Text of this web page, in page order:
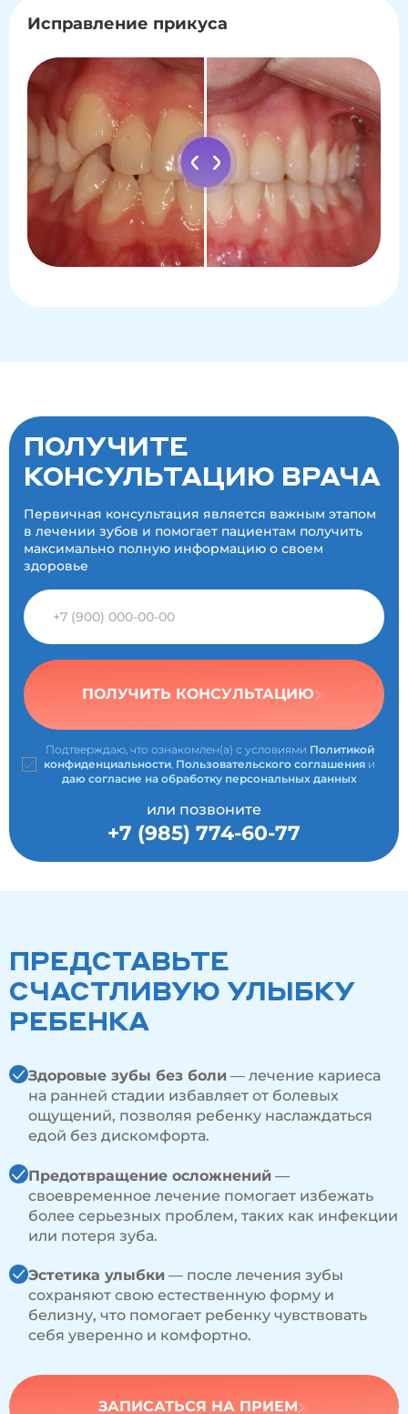
Исправление прикуса
ПОЛУЧИТЕ
КОНСУЛЬТАЦИЮ ВРАЧА
Первичная консультация является важным этапом
в лечении зубов и помогает пациентам получить
максимально полную информацию о своем
здоровье
ПОЛУЧИТЬ КОНСУЛЬТАЦИЮ
Подтверждаю, что ознакомлен(а) с условиями Политикой
конфиденциальности, Пользовательского соглашения и
даю согласие на обработку персональных данных
или позвоните
+7 (985) 774-60-77
ПРЕДСТАВЬТЕ
СЧАСТЛИВУЮ УЛЫБКУ
РЕБЕНКА
Здоровые зубы без боли— лечение кариеса
на ранней стадии избавляет от болевых
ощущений, позволяя ребенку наслаждаться
едой без дискомфорта.
Предотвращение осложнений—
своевременное лечение помогает избежать
более серьезных проблем, таких как инфекции
или потеря зуба.
Эстетика улыбки— после лечения зубы
сохраняют свою естественную форму и
белизну, что помогает ребенку чувствовать
себя уверенно и комфортно.
ЗАПИСАТЬСЯ НА ПРИЕМ